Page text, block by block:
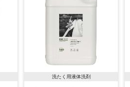
キッドポンプ】ニュージーランド
ス】中国
は、下記品番をお伝え下さい。
洗たく用液体洗剤